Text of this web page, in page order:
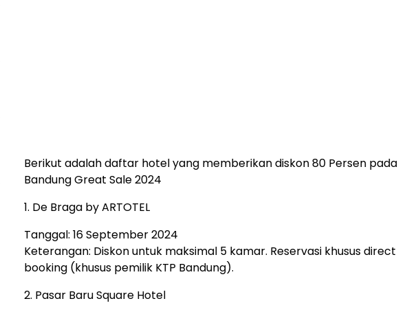
Berikut adalah daftar hotel yang memberikan diskon 80 Persen pada
Bandung Great Sale 2024
1. De Braga by ARTOTEL
Tanggal: 16 September 2024
Keterangan: Diskon untuk maksimal 5 kamar. Reservasi khusus direct
booking (khusus pemilik KTP Bandung).
2. Pasar Baru Square Hotel